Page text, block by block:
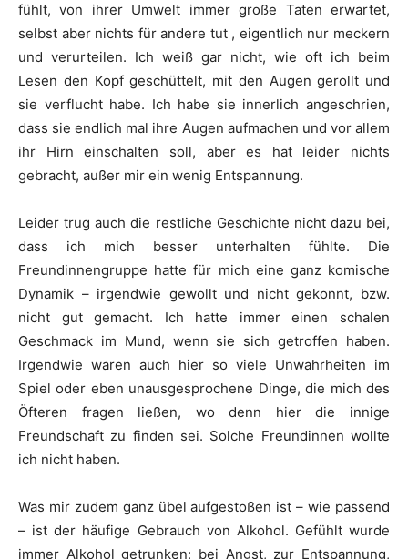
fühlt, von ihrer Umwelt immer große Taten erwartet,
selbst aber nichts für andere tut , eigentlich nur meckern
und verurteilen. Ich weiß gar nicht, wie oft ich beim
Lesen den Kopf geschüttelt, mit den Augen gerollt und
sie verflucht habe. Ich habe sie innerlich angeschrien,
dass sie endlich mal ihre Augen aufmachen und vor allem
ihr Hirn einschalten soll, aber es hat leider nichts
gebracht, außer mir ein wenig Entspannung.
Leider trug auch die restliche Geschichte nicht dazu bei,
dass ich mich besser unterhalten fühlte. Die
Freundinnengruppe hatte für mich eine ganz komische
Dynamik – irgendwie gewollt und nicht gekonnt, bzw.
nicht gut gemacht. Ich hatte immer einen schalen
Geschmack im Mund, wenn sie sich getroffen haben.
Irgendwie waren auch hier so viele Unwahrheiten im
Spiel oder eben unausgesprochene Dinge, die mich des
Öfteren fragen ließen, wo denn hier die innige
Freundschaft zu finden sei. Solche Freundinnen wollte
ich nicht haben.
Was mir zudem ganz übel aufgestoßen ist – wie passend
– ist der häufige Gebrauch von Alkohol. Gefühlt wurde
immer Alkohol getrunken: bei Angst, zur Entspannung,